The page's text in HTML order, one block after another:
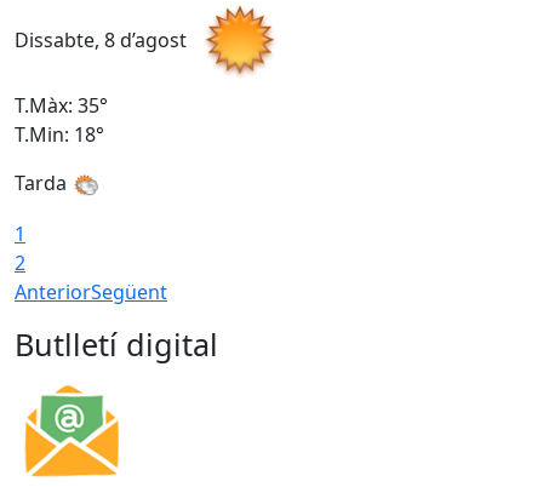
Dissabte, 8 d’agost
T.Màx: 35°
T.Min: 18°
Tarda
1
2
AnteriorSegüent
Butlletí digital